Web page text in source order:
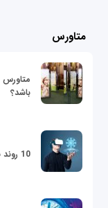
متاورس
متاورس
باشد؟
10 روند برتر تجارت و فناوری در سال 2022